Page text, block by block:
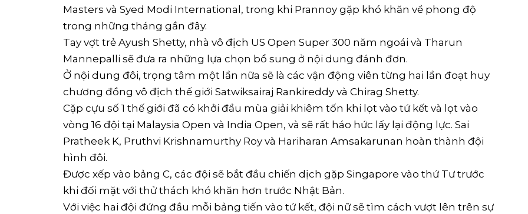
Masters và Syed Modi International, trong khi Prannoy gặp khó khăn về phong độ
trong những tháng gần đây.
Tay vợt trẻ Ayush Shetty, nhà vô địch US Open Super 300 năm ngoái và Tharun
Mannepalli sẽ đưa ra những lựa chọn bổ sung ở nội dung đánh đơn.
Ở nội dung đôi, trọng tâm một lần nữa sẽ là các vận động viên từng hai lần đoạt huy
chương đồng vô địch thế giới Satwiksairaj Rankireddy và Chirag Shetty.
Cặp cựu số 1 thế giới đã có khởi đầu mùa giải khiêm tốn khi lọt vào tứ kết và lọt vào
vòng 16 đội tại Malaysia Open và India Open, và sẽ rất háo hức lấy lại động lực. Sai
Pratheek K, Pruthvi Krishnamurthy Roy và Hariharan Amsakarunan hoàn thành đội
hình đôi.
Được xếp vào bảng C, các đội sẽ bắt đầu chiến dịch gặp Singapore vào thứ Tư trước
khi đối mặt với thử thách khó khăn hơn trước Nhật Bản.
Với việc hai đội đứng đầu mỗi bảng tiến vào tứ kết, đội nữ sẽ tìm cách vượt lên trên sự